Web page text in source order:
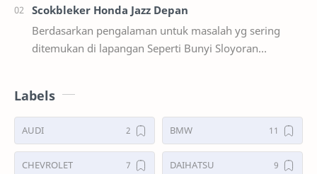
Scokbleker Honda Jazz Depan
Berdasarkan pengalaman untuk masalah yg sering
ditemukan di lapangan Seperti Bunyi Sloyoran
Labels
AUDI BMW
CHEVROLET DAIHATSU